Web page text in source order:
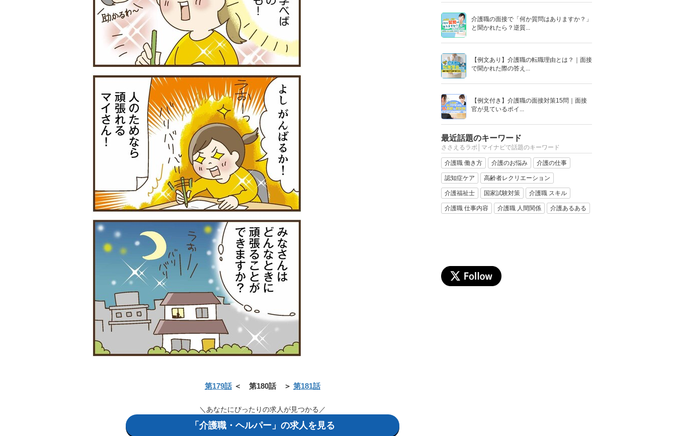
第179話＜ 第180話 ＞ 第181話
＼あなたにぴったりの求人が見つかる／
「介護職・ヘルパー」の求人を見る
介護職の面接で「何か質問はありますか？」
と聞かれたら？逆質...
【例文あり】介護職の転職理由とは？｜面接
で聞かれた際の答え...
【例文付き】介護職の面接対策15問｜面接
官が見ているポイ...
最近話題のキーワード
ささえるラボ│マイナビで話題のキーワード
介護職 働き方 介護のお悩み 介護の仕事
認知症ケア 高齢者レクリエーション
介護福祉士 国家試験対策 介護職 スキル
介護職 仕事内容 介護職 人間関係 介護あるある